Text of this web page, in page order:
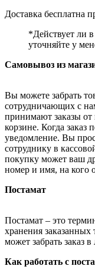
Доставка бесплатна
*Действует ли
уточняйте у
Самовывоз из
Вы можете забрать
сотрудничающих с
принимают заказы от
корзине. Когда заказ
уведомление. Вы
сотруднику в
покупку может ваш
номер и имя, на кого
Постамат
Постамат – это
хранения заказанных
может забрать заказ
Как работать с